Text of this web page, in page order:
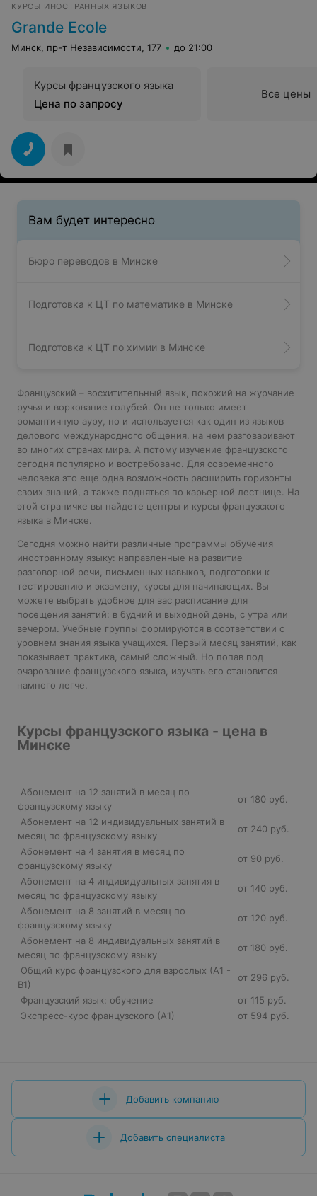
КУРСЫ ИНОСТРАННЫХ ЯЗЫКОВ
Grande Ecole
Минск, пр-т Независимости, 177 до 21:00
Курсы французского языка
Цена по запросу
Все цены
Вам будет интересно
Бюро переводов в Минске
Подготовка к ЦТ по математике в Минске
Подготовка к ЦТ по химии в Минске
Французский – восхитительный язык, похожий на журчание
ручья и воркование голубей. Он не только имеет
романтичную ауру, но и используется как один из языков
делового международного общения, на нем разговаривают
во многих странах мира. А потому изучение французского
сегодня популярно и востребовано. Для современного
человека это еще одна возможность расширить горизонты
своих знаний, а также подняться по карьерной лестнице. На
этой страничке вы найдете центры и курсы французского
языка в Минске.
Сегодня можно найти различные программы обучения
иностранному языку: направленные на развитие
разговорной речи, письменных навыков, подготовки к
тестированию и экзамену, курсы для начинающих. Вы
можете выбрать удобное для вас расписание для
посещения занятий: в будний и выходной день, с утра или
вечером. Учебные группы формируются в соответствии с
уровнем знания языка учащихся. Первый месяц занятий, как
показывает практика, самый сложный. Но попав под
очарование французского языка, изучать его становится
намного легче.
Курсы французского языка - цена в
Минске
Абонемент на 12 занятий в месяц по
французскому языку
от 180 руб.
Абонемент на 12 индивидуальных занятий в
месяц по французскому языку
от 240 руб.
Абонемент на 4 занятия в месяц по
французскому языку
от 90 руб.
Абонемент на 4 индивидуальных занятия в
месяц по французскому языку
от 140 руб.
Абонемент на 8 занятий в месяц по
французскому языку
от 120 руб.
Абонемент на 8 индивидуальных занятий в
месяц по французскому языку
от 180 руб.
Общий курс французского для взрослых (А1 -
В1)
от 296 руб.
Французский язык: обучение
от 115 руб.
Экспресс-курс французского (А1)
от 594 руб.
Добавить компанию
Добавить специалиста